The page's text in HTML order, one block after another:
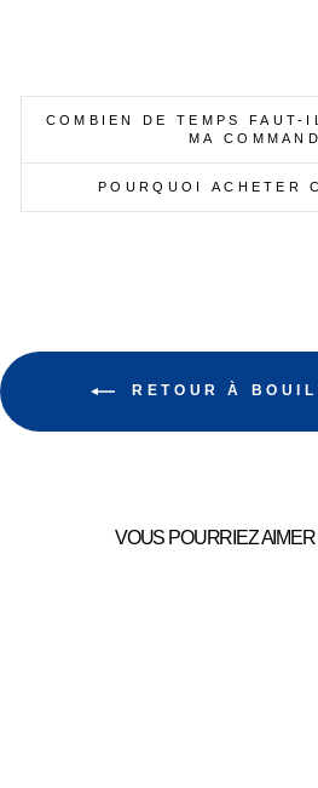
COMBIEN DE TEMPS FAUT-
MA
POURQUOI ACHETER
RETOUR À
VOUS POURRIEZ